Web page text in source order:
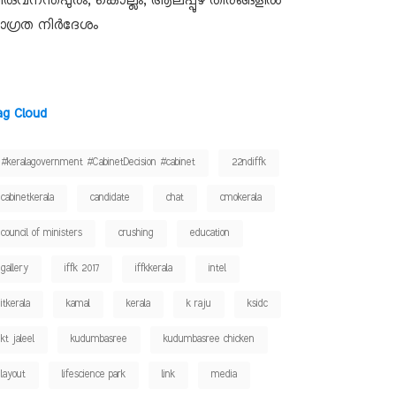
നിർദേശം
Cloud
#keralagovernment #CabinetDecision #cabinet 22ndiffk
cabinetkerala candidate chat cmokerala
council of ministers crushing education
gallery iffk 2017 iffkkerala intel
itkerala kamal kerala k raju ksidc
kt jaleel kudumbasree kudumbasree chicken
layout lifescience park link media